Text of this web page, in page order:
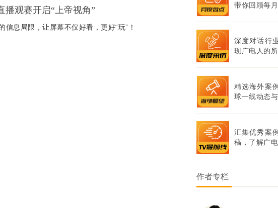
观赛开启“上帝视角”
息局限，让屏幕不仅好看，更好“玩”！
带你回顾每月
深度对话行
现广电人的
精选海外案
球一线动态与
汇集优秀案
稿，了解广
作者专栏